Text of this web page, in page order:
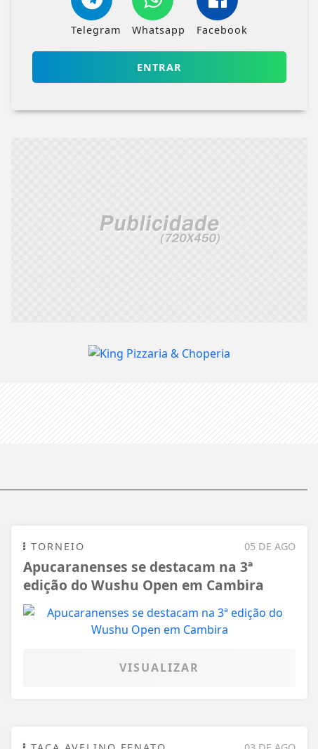
Telegram Whatsapp Facebook
ENTRAR
05 DE AGO
TORNEIO
Apucaranenses se destacam na 3ª
edição do Wushu Open em Cambira
VISUALIZAR